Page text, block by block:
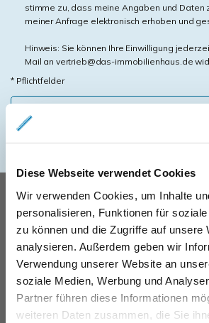
Diese Webseite verwendet Cookies
Wir verwenden Cookies, um Inhalte
personalisieren, Funktionen für
zu können und die Zugriffe auf unsere
analysieren. Außerdem geben wir
Verwendung unserer Website an
soziale Medien, Werbung und
Partner führen diese Informationen
weiteren Daten zusammen, die Sie
stimme zu, dass meine Angaben und Daten
meiner Anfrage elektronisch erhoben und
Hinweis: Sie können Ihre Einwilligung
Mail an vertrieb@das-immobilienhaus.de
* Pflichtfelder
UNSERE